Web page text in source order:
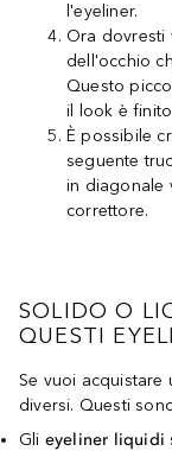
l'eyeliner.
Ora dovresti
dell'occhio
Questo
il look è
È possibile
seguente
in diagonale
correttore.
SOLIDO O
QUESTI
Se vuoi
diversi. Questi
Gli eyeliner liquidi